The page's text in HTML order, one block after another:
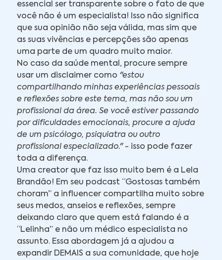
essencial ser transparente sobre o fato de que
você não é um especialista! Isso não significa
que sua opinião não seja válida, mas sim que
as suas vivências e percepções são apenas
uma parte de um quadro muito maior.
No caso da saúde mental, procure sempre
usar um disclaimer como "estou
compartilhando minhas experiências pessoais
e reflexões sobre este tema, mas não sou um
profissional da área. Se você estiver passando
por dificuldades emocionais, procure a ajuda
de um psicólogo, psiquiatra ou outro
profissional especializado." - isso pode fazer
toda a diferença.
Uma creator que faz isso muito bem é a Lela
Brandão! Em seu podcast “Gostosas também
choram” a influencer compartilha muito sobre
seus medos, anseios e reflexões, sempre
deixando claro que quem está falando é a
“Lelinha” e não um médico especialista no
assunto. Essa abordagem já a ajudou a
expandir DEMAIS a sua comunidade, que hoje